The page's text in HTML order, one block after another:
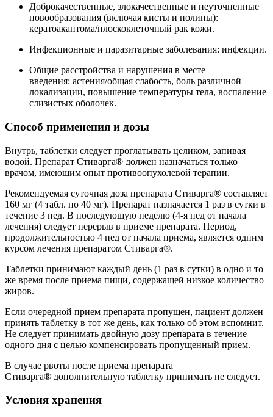
Доброкачественные, злокачественные и неуточненные
новообразования (включая кисты и полипы):
кератоакантома/плоскоклеточный рак кожи.
Инфекционные и паразитарные заболевания: инфекции.
Общие расстройства и нарушения в месте
введения: астения/общая слабость, боль различной
локализации, повышение температуры тела, воспаление
слизистых оболочек.
Способ применения и дозы
Внутрь, таблетки следует проглатывать целиком, запивая
водой. Препарат Стиварга® должен назначаться только
врачом, имеющим опыт противоопухолевой терапии.
Рекомендуемая суточная доза препарата Стиварга® составляет
160 мг (4 табл. по 40 мг). Препарат назначается 1 раз в сутки в
течение 3 нед. В последующую неделю (4-я нед от начала
лечения) следует перерыв в приеме препарата. Период,
продолжительностью 4 нед от начала приема, является одним
курсом лечения препаратом Стиварга®.
Таблетки принимают каждый день (1 раз в сутки) в одно и то
же время после приема пищи, содержащей низкое количество
жиров.
Если очередной прием препарата пропущен, пациент должен
принять таблетку в тот же день, как только об этом вспомнит.
Не следует принимать двойную дозу препарата в течение
одного дня с целью компенсировать пропущенный прием.
В случае рвоты после приема препарата
Стиварга® дополнительную таблетку принимать не следует.
Условия хранения